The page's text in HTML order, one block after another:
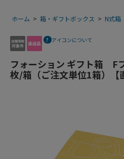
ホーム > 箱・ギフトボックス > N式箱
アイコンについて
フォーション ギフト箱 F
枚/箱（ご注文単位1箱）【